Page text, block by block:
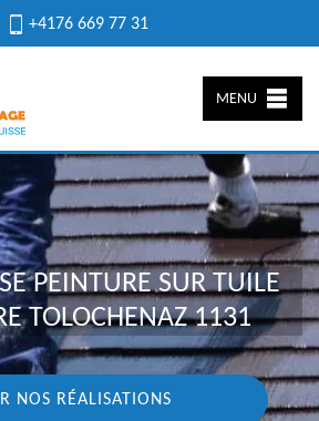
+4176 669 77 31
MENU
PEINTURE SUR TUILE
TOLOCHENAZ 1131
NOS RÉALISATIONS